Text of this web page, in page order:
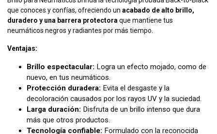
que conoces y confías, ofreciendo un acabado de alto brillo,
duradero y una barrera protectora que mantiene tus
neumáticos negros y radiantes por más tiempo.
Ventajas:
Brillo espectacular: Logra un efecto mojado, como de
nuevo, en tus neumáticos.
Protección duradera: Evita el desgaste y la
decoloración causados por los rayos UV y la suciedad.
Larga duración: Disfruta de un brillo intenso que dura
más que otros productos.
Tecnología confiable: Formulado con la reconocida